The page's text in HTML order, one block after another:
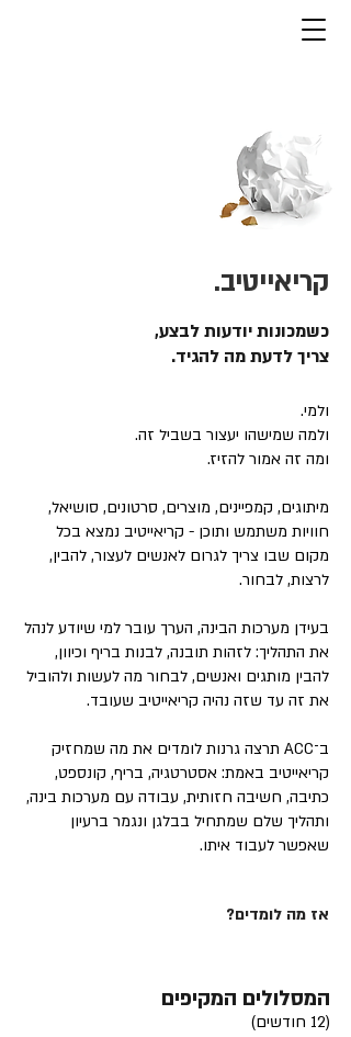
קריאייטיב.
כשמכונות יודעות לבצע,
צריך לדעת מה להגיד.
ולמי.
ולמה שמישהו יעצור בשביל זה.
ומה זה אמור להזיז.
מיתוגים, קמפיינים, מוצרים, סרטונים, סושיאל,
חוויות משתמש ותוכן - קריאייטיב נמצא בכל
מקום שבו צריך לגרום לאנשים לעצור, להבין,
לרצות, לבחור.
בעידן מערכות הבינה, הערך עובר למי שיודע לנהל
את התהליך: לזהות תובנה, לבנות בריף וכיוון,
להבין מותגים ואנשים, לבחור מה לעשות ולהוביל
את זה עד שזה נהיה קריאייטיב שעובד.
ב־ACC תרצה גרנות לומדים את מה שמחזיק
קריאייטיב באמת: אסטרטגיה, בריף, קונספט,
כתיבה, חשיבה חזותית, עבודה עם מערכות בינה,
ותהליך שלם שמתחיל בבלגן ונגמר ברעיון
שאפשר לעבוד איתו.
אז מה לומדים?
המסלולים המקיפים
(12 חודשים)